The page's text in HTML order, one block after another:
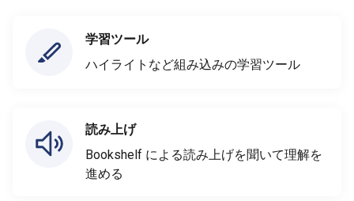
学習ツール
ハイライトなど組み込みの学習ツール
読み上げ
Bookshelf による読み上げを聞いて理解を
進める